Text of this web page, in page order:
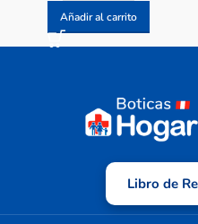
Añadir al carrito
Libro de